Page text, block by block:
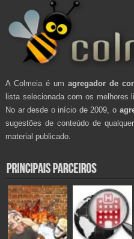
A Colmeia é um agregador de
lista selecionada com os melhores
No ar desde o início de 2009, o
sugestões de conteúdo de qualquer
material publicado.